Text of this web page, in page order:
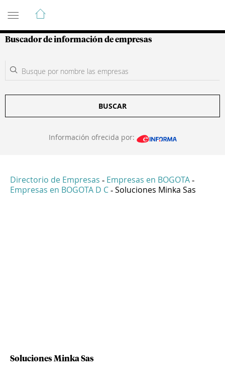
Guía de Empresas Colombianas
Buscador de información de empresas
BUSCAR
Información ofrecida por:
Directorio de Empresas - Empresas en BOGOTA -
Empresas en BOGOTA D C - Soluciones Minka Sas
Soluciones Minka Sas